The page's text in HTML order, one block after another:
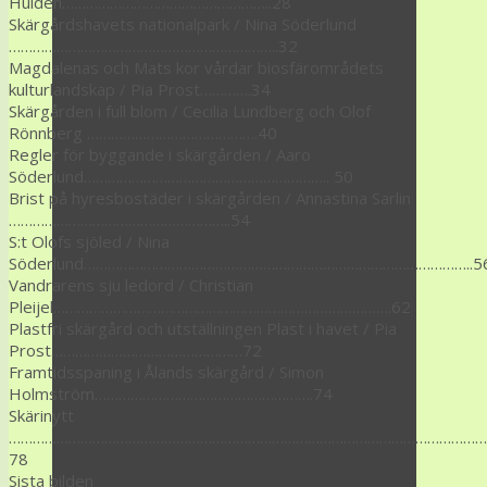
Skärgårdshavets nationalpark / Nina Söderlund
…………………………………………………………..32
Magdalenas och Mats kor vårdar biosfärområdets
kulturlandskap / Pia Prost………….34
Skärgården i full blom / Cecilia Lundberg och Olof
Rönnberg …………………………………….40
Regler för byggande i skärgården / Aaro
Söderlund…………………………………………………….. 50
Brist på hyresbostäder i skärgården / Annastina Sarlin
………………………………………………..54
S:t Olofs sjöled / Nina
Vandrarens sju ledord / Christian
Pleijel………………………………………………………………………….62
Plastfri skärgård och utställningen Plast i havet / Pia
Prost…………………………………………72
Framtidsspaning i Ålands skärgård / Simon
Holmström……………………………………………….74
Skärinytt
78
Sista bilden